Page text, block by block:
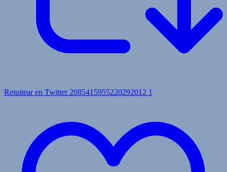
Retuitear en Twitter 2085415955220292012 1